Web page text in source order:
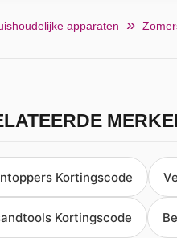
apparaten
Kortingscode
Kortingscode